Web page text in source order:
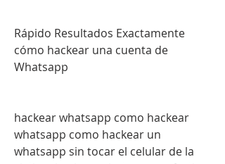
Rápido Resultados Exactamente
cómo hackear una cuenta de
Whatsapp
hackear whatsapp como hackear
whatsapp como hackear un
whatsapp sin tocar el celular de la